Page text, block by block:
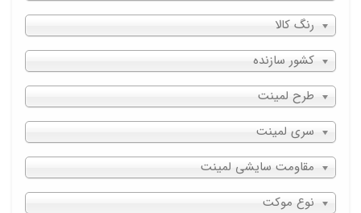
رنگ کالا
کشور سازنده
طرح لمینت
سری لمینت
مقاومت سایشی لمینت
نوع موکت